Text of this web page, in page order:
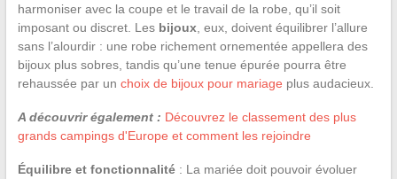
harmoniser avec la coupe et le travail de la robe, qu’il soit
imposant ou discret. Les bijoux, eux, doivent équilibrer l’allure
sans l’alourdir : une robe richement ornementée appellera des
bijoux plus sobres, tandis qu’une tenue épurée pourra être
rehaussée par un choix de bijoux pour mariage plus audacieux.
A découvrir également : Découvrez le classement des plus
grands campings d'Europe et comment les rejoindre
Équilibre et fonctionnalité: La mariée doit pouvoir évoluer